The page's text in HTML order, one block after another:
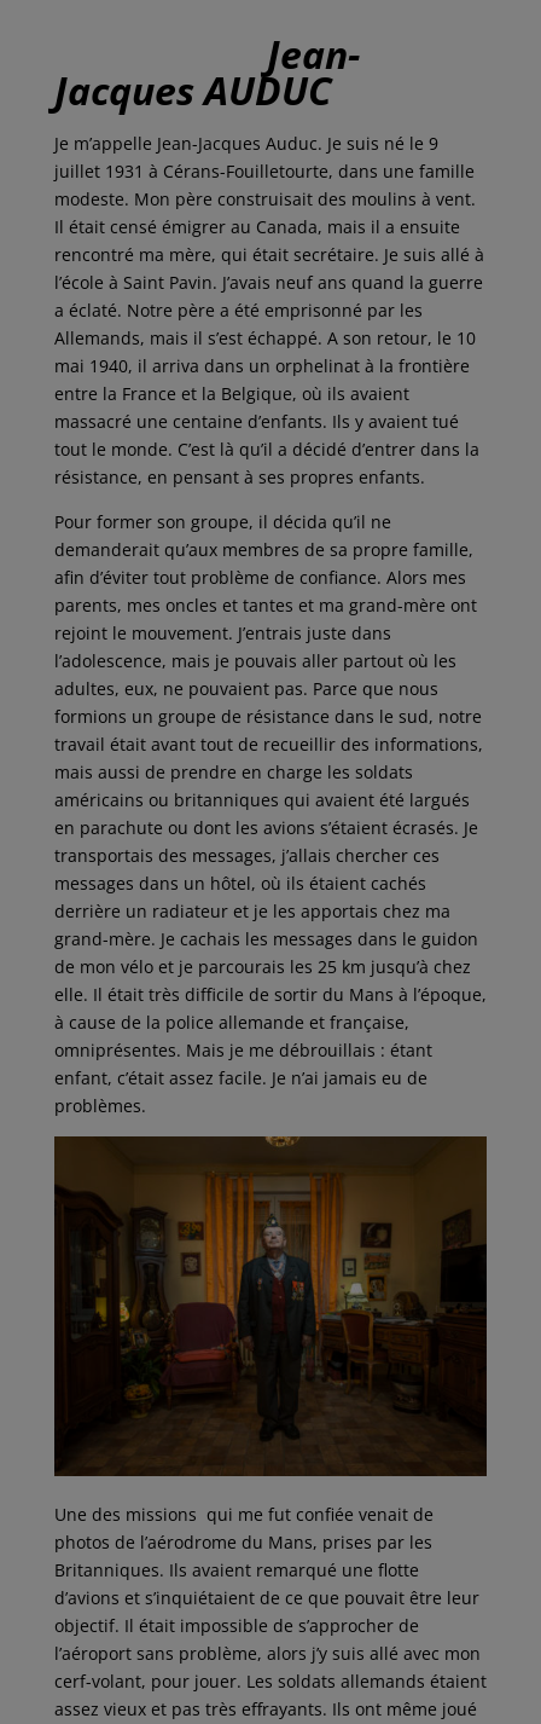
o
k
r I
n r
Jean-
Jacques AUDUC
Je m’appelle Jean-Jacques Auduc. Je suis né le 9
juillet 1931 à Cérans-Fouilletourte, dans une famille
modeste. Mon père construisait des moulins à vent.
Il était censé émigrer au Canada, mais il a ensuite
rencontré ma mère, qui était secrétaire. Je suis allé à
l’école à Saint Pavin. J’avais neuf ans quand la guerre
a éclaté. Notre père a été emprisonné par les
Allemands, mais il s’est échappé. A son retour, le 10
mai 1940, il arriva dans un orphelinat à la frontière
entre la France et la Belgique, où ils avaient
massacré une centaine d’enfants. Ils y avaient tué
tout le monde. C’est là qu’il a décidé d’entrer dans la
résistance, en pensant à ses propres enfants.
Pour former son groupe, il décida qu’il ne
demanderait qu’aux membres de sa propre famille,
afin d’éviter tout problème de confiance. Alors mes
parents, mes oncles et tantes et ma grand-mère ont
rejoint le mouvement. J’entrais juste dans
l’adolescence, mais je pouvais aller partout où les
adultes, eux, ne pouvaient pas. Parce que nous
formions un groupe de résistance dans le sud, notre
travail était avant tout de recueillir des informations,
mais aussi de prendre en charge les soldats
américains ou britanniques qui avaient été largués
en parachute ou dont les avions s’étaient écrasés. Je
transportais des messages, j’allais chercher ces
messages dans un hôtel, où ils étaient cachés
derrière un radiateur et je les apportais chez ma
grand-mère. Je cachais les messages dans le guidon
de mon vélo et je parcourais les 25 km jusqu’à chez
elle. Il était très difficile de sortir du Mans à l’époque,
à cause de la police allemande et française,
omniprésentes. Mais je me débrouillais : étant
enfant, c’était assez facile. Je n’ai jamais eu de
problèmes.
Une des missions qui me fut confiée venait de
photos de l’aérodrome du Mans, prises par les
Britanniques. Ils avaient remarqué une flotte
d’avions et s’inquiétaient de ce que pouvait être leur
objectif. Il était impossible de s’approcher de
l’aéroport sans problème, alors j’y suis allé avec mon
cerf-volant, pour jouer. Les soldats allemands étaient
assez vieux et pas très effrayants. Ils ont même joué